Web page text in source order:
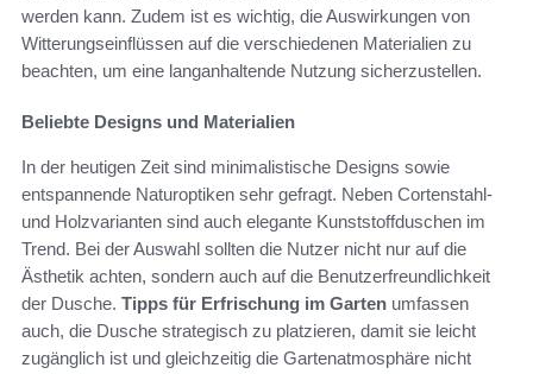
werden kann. Zudem ist es wichtig, die Auswirkungen von
Witterungseinflüssen auf die verschiedenen Materialien zu
beachten, um eine langanhaltende Nutzung sicherzustellen.
Beliebte Designs und Materialien
In der heutigen Zeit sind minimalistische Designs sowie
entspannende Naturoptiken sehr gefragt. Neben Cortenstahl-
und Holzvarianten sind auch elegante Kunststoffduschen im
Trend. Bei der Auswahl sollten die Nutzer nicht nur auf die
Ästhetik achten, sondern auch auf die Benutzerfreundlichkeit
der Dusche. Tipps für Erfrischung im Garten umfassen
auch, die Dusche strategisch zu platzieren, damit sie leicht
zugänglich ist und gleichzeitig die Gartenatmosphäre nicht